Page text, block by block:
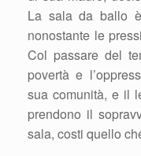
La sala da ballo
nonostante le
Col passare del
povertà e
sua comunità, e il
prendono il
sala, costi quello